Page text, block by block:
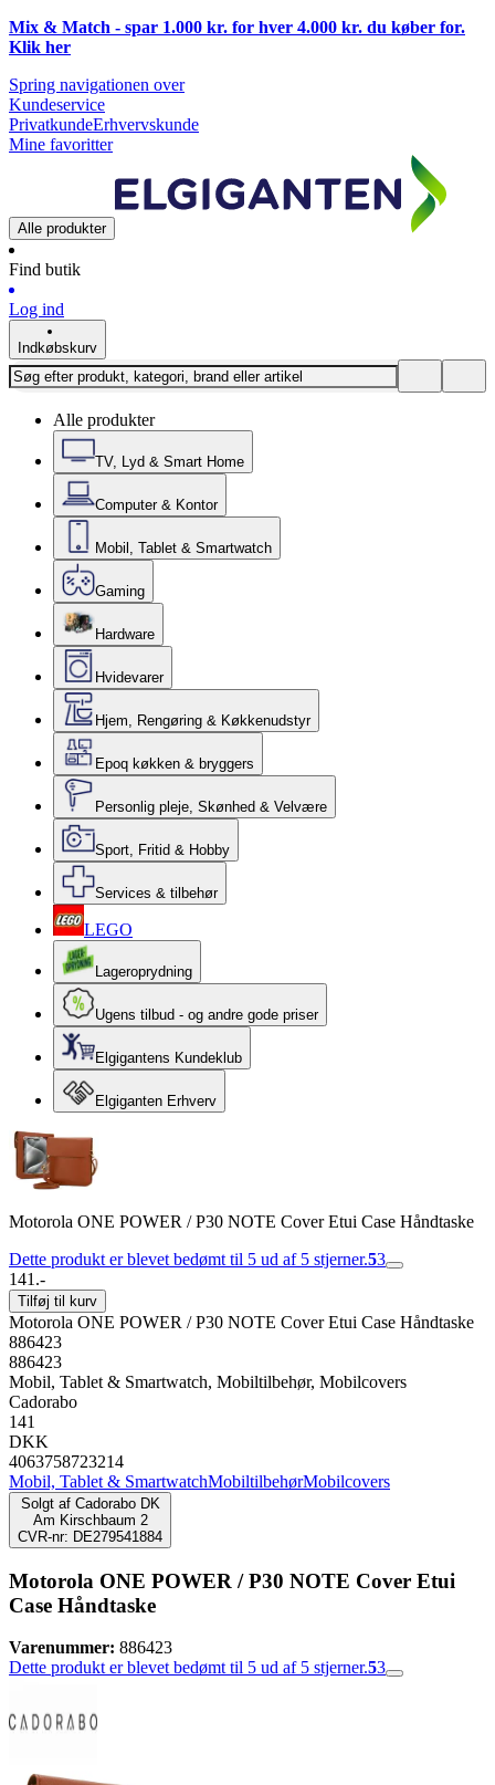
Mix & Match - spar 1.000 kr. for hver 4.000 kr. du køber for.
Klik her
Spring navigationen over
Kundeservice
PrivatkundeErhvervskunde
Mine favoritter
Alle produkter
Find butik
Log ind
Indkøbskurv
Alle produkter
TV, Lyd & Smart Home
Computer & Kontor
Mobil, Tablet & Smartwatch
Gaming
Hardware
Hvidevarer
Hjem, Rengøring & Køkkenudstyr
Epoq køkken & bryggers
Personlig pleje, Skønhed & Velvære
Sport, Fritid & Hobby
Services & tilbehør
LEGO
Lageroprydning
Ugens tilbud - og andre gode priser
Elgigantens Kundeklub
Elgiganten Erhverv
Motorola ONE POWER / P30 NOTE Cover Etui Case Håndtaske
Dette produkt er blevet bedømt til 5 ud af 5 stjerner.53
141.-
Tilføj til kurv
Motorola ONE POWER / P30 NOTE Cover Etui Case Håndtaske
886423
886423
Mobil, Tablet & Smartwatch, Mobiltilbehør, Mobilcovers
Cadorabo
141
DKK
4063758723214
Mobil, Tablet & SmartwatchMobiltilbehørMobilcovers
Solgt af Cadorabo DK
Am Kirschbaum 2
CVR-nr: DE279541884
Motorola ONE POWER / P30 NOTE Cover Etui
Case Håndtaske
Varenummer: 886423
Dette produkt er blevet bedømt til 5 ud af 5 stjerner.53